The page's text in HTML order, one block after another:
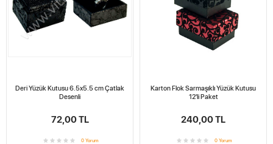
Deri Yüzük Kutusu 6.5x5.5 cm Çatlak
Desenli
72,00 TL
0 Yorum
Karton Flok Sarmaşıklı Yüzük Kutusu
12'li Paket
240,00 TL
0 Yorum